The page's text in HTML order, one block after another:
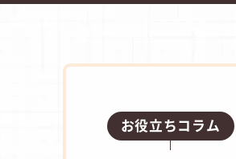
お役立ちコラム